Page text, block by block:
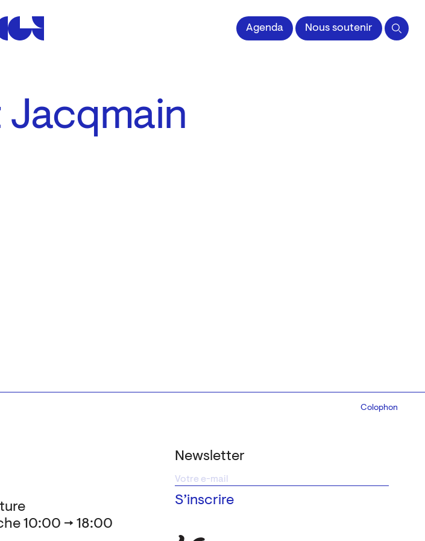
de la Gravure et de l'Image impriméeAgenda Nous soutenir
Newsletter
10:00 → 18:00
Colophon
Design:Marcel